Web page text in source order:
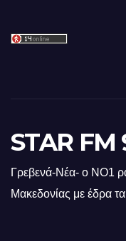
STAR FM
Γρεβενά-Νέα- ο ΝΟ1
Μακεδονίας με έδρα